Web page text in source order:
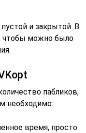
и закрытой. В
чтобы можно было
пабликов,
необходимо:
время, просто